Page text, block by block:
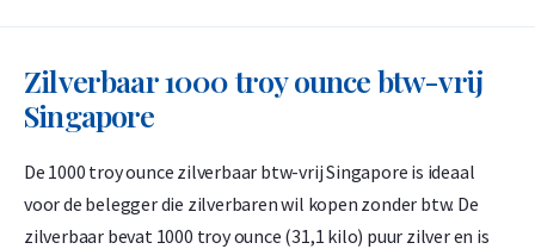
Zilverbaar 1000 troy ounce btw-vrij
Singapore
De 1000 troy ounce zilverbaar btw-vrij Singapore is ideaal
voor de belegger die zilverbaren wil kopen zonder btw. De
zilverbaar bevat 1000 troy ounce (31,1 kilo) puur zilver en is